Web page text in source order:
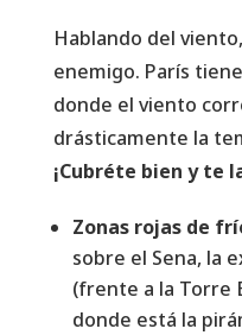
Hablando del
enemigo. París
donde el viento
drásticamente la
¡Cubréte bien y te
Zonas rojas de
sobre el Sena, la
(frente a la Torre
donde está la